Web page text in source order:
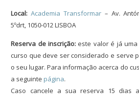
Local: Academia Transformar– Av.
5ºdrt, 1050-012 LISBOA
Reserva de inscrição: este valor é já
curso que deve ser considerado e serve
o seu lugar. Para informação acerca do
a seguinte página.
Caso cancele a sua reserva 15 dias